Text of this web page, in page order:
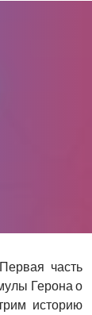
часть
Герона о
историю